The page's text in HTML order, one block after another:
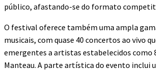
público, afastando-se do formato
O festival oferece também uma ampla
musicais, com quase 40 concertos ao vivo
emergentes a artistas estabelecidos como
Manteau. A parte artística do evento inclui